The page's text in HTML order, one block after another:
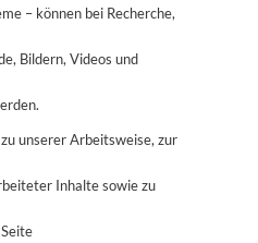
– können bei Recherche,
Bildern, Videos und
unserer Arbeitsweise, zur
Inhalte sowie zu